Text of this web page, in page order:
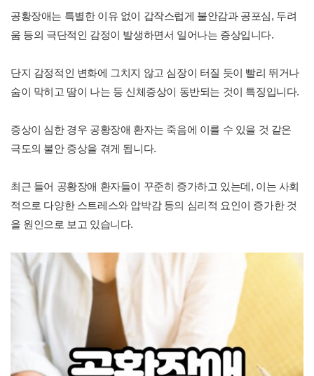
공황장애는 특별한 이유 없이 갑작스럽게 불안감과 공포심, 두려
움 등의 극단적인 감정이 발생하면서 일어나는 증상입니다.
단지 감정적인 변화에 그치지 않고 심장이 터질 듯이 빨리 뛰거나
숨이 막히고 땀이 나는 등 신체증상이 동반되는 것이 특징입니다.
증상이 심한 경우 공황장애 환자는 죽음에 이를 수 있을 것 같은
극도의 불안 증상을 겪게 됩니다.
최근 들어 공황장애 환자들이 꾸준히 증가하고 있는데, 이는 사회
적으로 다양한 스트레스와 압박감 등의 심리적 요인이 증가한 것
을 원인으로 보고 있습니다.